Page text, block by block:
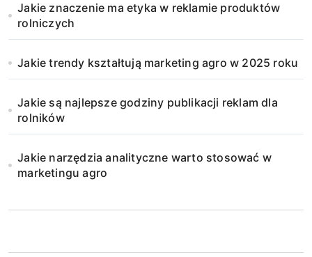
Jakie znaczenie ma etyka w reklamie produktów
rolniczych
Jakie trendy kształtują marketing agro w 2025 roku
Jakie są najlepsze godziny publikacji reklam dla
rolników
Jakie narzędzia analityczne warto stosować w
marketingu agro